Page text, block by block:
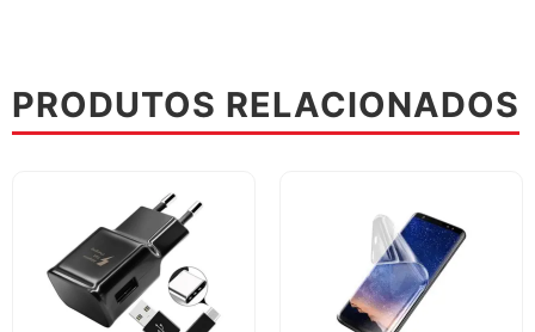
PRODUTOS RELACIONADOS